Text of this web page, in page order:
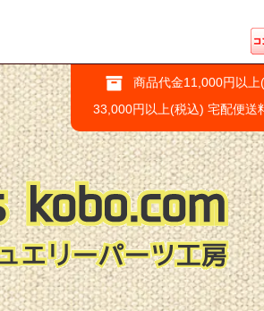
商品代金11,000円以
33,000円以上(税込) 宅配便送